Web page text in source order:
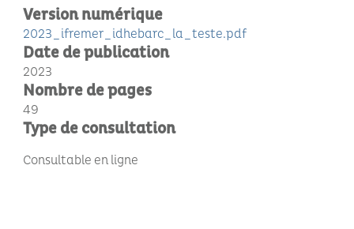
Version numérique
2023_ifremer_idhebarc_la_teste.pdf
Date de publication
2023
Nombre de pages
49
Type de consultation
Consultable en ligne